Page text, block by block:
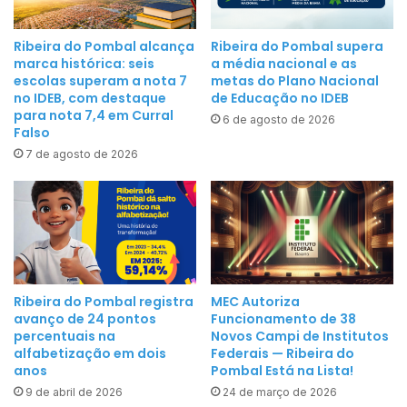
n
t
e
s
d
a
L
n
i
c
i
p
a
l
b
a
l
e
n
s
e
s
n
e
n
á
r
i
o
N
Ribeira do Pombal alcança
marca histórica: seis
escolas superam a nota 7
no IDEB, com destaque
para nota 7,4 em Curral
Falso
7 de agosto de 2026
Ribeira do Pombal supera
a média nacional e as
metas do Plano Nacional
de Educação no IDEB
6 de agosto de 2026
Ribeira do Pombal registra
avanço de 24 pontos
percentuais na
alfabetização em dois
anos
9 de abril de 2026
MEC Autoriza
Funcionamento de 38
Novos Campi de Institutos
Federais — Ribeira do
Pombal Está na Lista!
24 de março de 2026